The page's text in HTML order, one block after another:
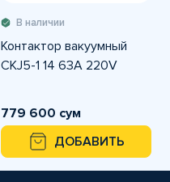
В наличии
Контактор вакуумный
CKJ5-1 14 63A 220V
779 600 сум
ДОБАВИТЬ